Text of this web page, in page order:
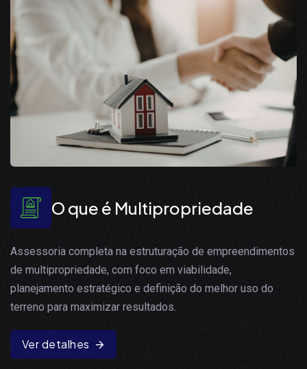
O que é Multipropriedade
Assessoria completa na estruturação de empreendimentos
de multipropriedade, com foco em viabilidade,
planejamento estratégico e definição do melhor uso do
terreno para maximizar resultados.
Ver detalhes